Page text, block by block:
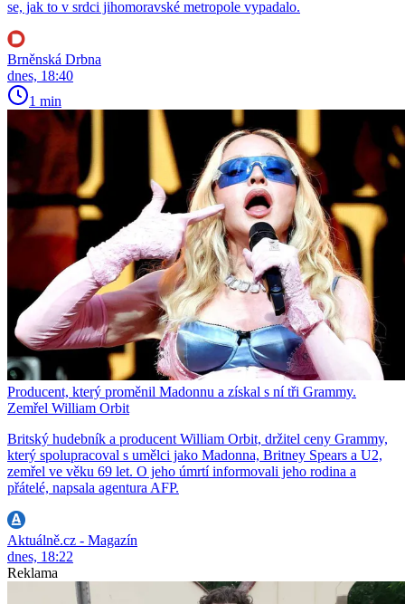
se, jak to v srdci jihomoravské metropole vypadalo.
Brněnská Drbna
dnes, 18:40
1 min
Producent, který proměnil Madonnu a získal s ní tři Grammy.
Zemřel William Orbit
Britský hudebník a producent William Orbit, držitel ceny Grammy,
který spolupracoval s umělci jako Madonna, Britney Spears a U2,
zemřel ve věku 69 let. O jeho úmrtí informovali jeho rodina a
přátelé, napsala agentura AFP.
Aktuálně.cz - Magazín
dnes, 18:22
Reklama